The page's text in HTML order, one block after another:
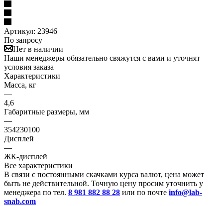
Артикул: 23946
По запросу
Нет в наличии
Наши менеджеры обязательно свяжутся с вами и уточнят
условия заказа
Характеристики
Масса, кг
—
4,6
Габаритные размеры, мм
—
354230100
Дисплей
—
ЖК-дисплей
Все характеристики
В связи с постоянными скачками курса валют, цена может
быть не действительной. Точную цену просим уточнить у
менеджера по тел. 8 981 882 88 28 или по почте info@lab-
snab.com